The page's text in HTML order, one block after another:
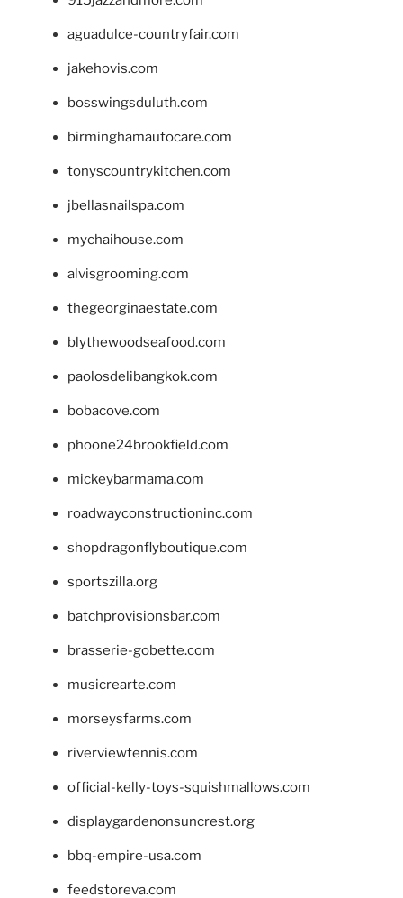
aguadulce-countryfair.com
jakehovis.com
bosswingsduluth.com
birminghamautocare.com
tonyscountrykitchen.com
jbellasnailspa.com
mychaihouse.com
alvisgrooming.com
thegeorginaestate.com
blythewoodseafood.com
paolosdelibangkok.com
bobacove.com
phoone24brookfield.com
mickeybarmama.com
roadwayconstructioninc.com
shopdragonflyboutique.com
sportszilla.org
batchprovisionsbar.com
brasserie-gobette.com
musicrearte.com
morseysfarms.com
riverviewtennis.com
official-kelly-toys-squishmallows.com
displaygardenonsuncrest.org
bbq-empire-usa.com
feedstoreva.com